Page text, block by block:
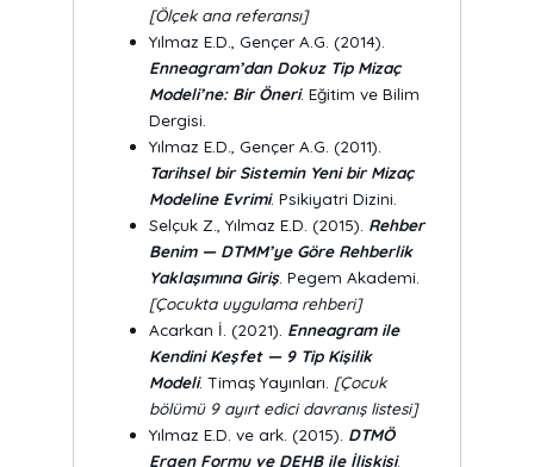
[Ölçek ana referansı]
Yılmaz E.D., Gençer A.G. (2014).
Enneagram’dan Dokuz Tip Mizaç
Modeli’ne: Bir Öneri. Eğitim ve Bilim
Dergisi.
Yılmaz E.D., Gençer A.G. (2011).
Tarihsel bir Sistemin Yeni bir Mizaç
Modeline Evrimi. Psikiyatri Dizini.
Selçuk Z., Yılmaz E.D. (2015). Rehber
Benim — DTMM’ye Göre Rehberlik
Yaklaşımına Giriş. Pegem Akademi.
[Çocukta uygulama rehberi]
Acarkan İ. (2021). Enneagram ile
Kendini Keşfet — 9 Tip Kişilik
Modeli. Timaş Yayınları. [Çocuk
bölümü 9 ayırt edici davranış listesi]
Yılmaz E.D. ve ark. (2015). DTMÖ
Ergen Formu ve DEHB ile İlişkisi.